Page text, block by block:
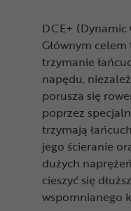
DCE+
Głównym
trzymanie
napędu,
porusza się
poprzez
trzymają
jego ścieranie
dużych
cieszyć się
wspomnianego